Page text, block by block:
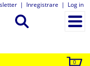
| Inregistrare | Log in
0